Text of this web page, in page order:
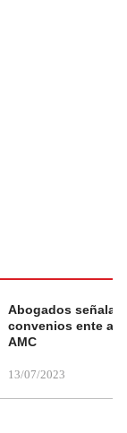
Abogados
convenios ente
AMC
13/07/2023